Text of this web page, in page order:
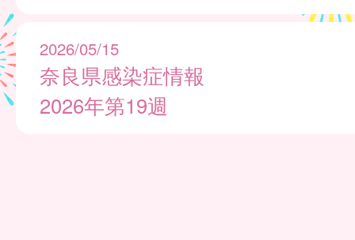
2026/05/15
奈良県感染症情報
2026年第19週